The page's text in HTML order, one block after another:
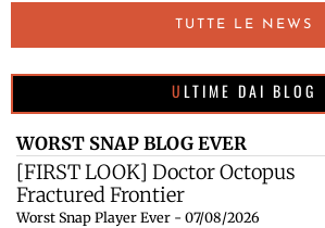
TUTTE LE NEWS
ULTIME DAI BLOG
WORST SNAP BLOG EVER
[FIRST LOOK] Doctor Octopus
Fractured Frontier
Worst Snap Player Ever - 07/08/2026